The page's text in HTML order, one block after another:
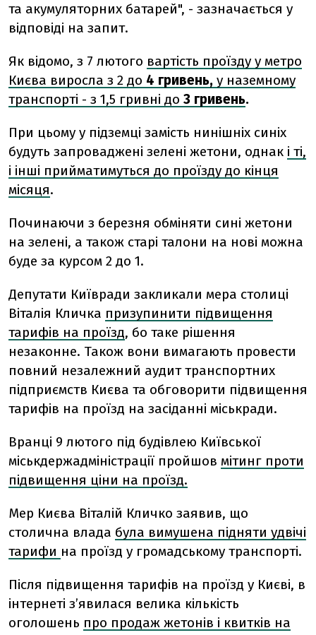
та акумуляторних батарей", - зазначається у
відповіді на запит.
Як відомо, з 7 лютого вартість проїзду у метро
Києва виросла з 2 до 4 гривень, у наземному
транспорті - з 1,5 гривні до 3 гривень.
При цьому у підземці замість нинішніх синіх
будуть запроваджені зелені жетони, однак і ті,
і інші прийматимуться до проїзду до кінця
місяця.
Починаючи з березня обміняти сині жетони
на зелені, а також старі талони на нові можна
буде за курсом 2 до 1.
Депутати Київради закликали мера столиці
Віталія Кличка призупинити підвищення
тарифів на проїзд, бо таке рішення
незаконне. Також вони вимагають провести
повний незалежний аудит транспортних
підприємств Києва та обговорити підвищення
тарифів на проїзд на засіданні міськради.
Вранці 9 лютого під будівлею Київської
міськдержадміністрації пройшов мітинг проти
підвищення ціни на проїзд.
Мер Києва Віталій Кличко заявив, що
столична влада була вимушена підняти удвічі
тарифи на проїзд у громадському транспорті.
Після підвищення тарифів на проїзд у Києві, в
інтернеті з’явилася велика кількість
оголошень про продаж жетонів і квитків на